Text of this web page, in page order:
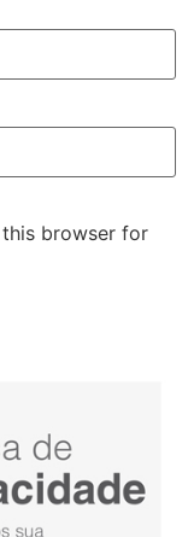
this browser for